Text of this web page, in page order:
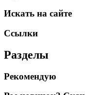
Искать на сайте
Ссылки
Разделы
Рекомендую